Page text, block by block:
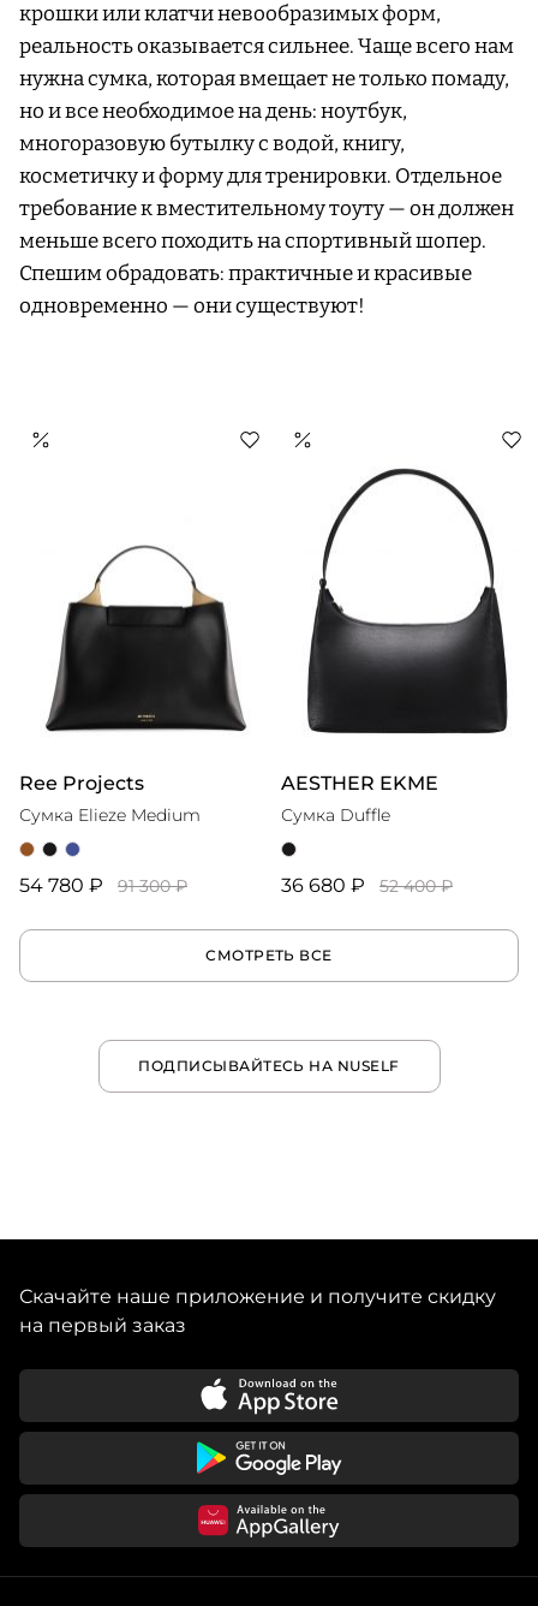
крошки или клатчи невообразимых форм,
реальность оказывается сильнее. Чаще всего нам
нужна сумка, которая вмещает не только помаду,
но и все необходимое на день: ноутбук,
многоразовую бутылку с водой, книгу,
косметичку и форму для тренировки. Отдельное
требование к вместительному тоуту — он должен
меньше всего походить на спортивный шопер.
Спешим обрадовать: практичные и красивые
одновременно — они существуют!
Ree Projects
Сумка Elieze Medium
54 780 ₽ 91 300 ₽
AESTHER EKME
Сумка Duffle
36 680 ₽ 52 400 ₽
СМОТРЕТЬ ВСЕ
ПОДПИСЫВАЙТЕСЬ НА NUSELF
Скачайте наше приложение и получите скидку
на первый заказ